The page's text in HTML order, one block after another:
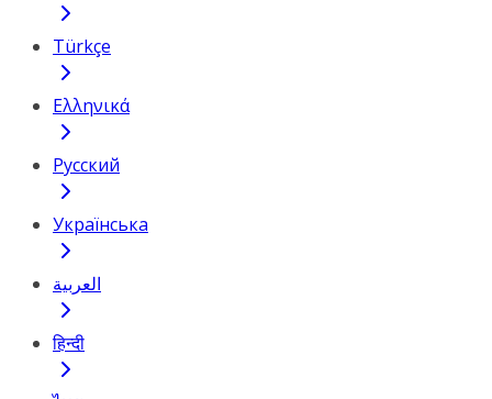
Türkçe
Ελληνικά
Русский
Українська
العربية
हिन्दी